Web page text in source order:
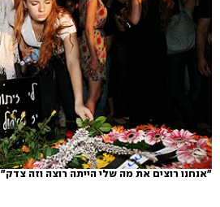
"אנחנו רוצים את מה שלי הייתה רוצה וזה צדק"